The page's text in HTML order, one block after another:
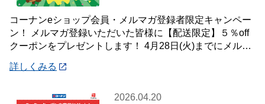
コーナンeショップ会員・メルマガ登録者限定キャンペー
ン！ メルマガ登録いただいた皆様に【配送限定】５％off
クーポンをプレゼントします！ 4月28日(火)までにメルマ
詳しくみる
2026.04.20